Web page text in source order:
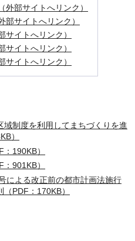
外部サイトへリンク）
部サイトへリンク）
サイトへリンク）
サイトへリンク）
サイトへリンク）
域制度を利用してまちづくりを進
）
190KB）
901KB）
による改正前の都市計画法施行
PDF：170KB）